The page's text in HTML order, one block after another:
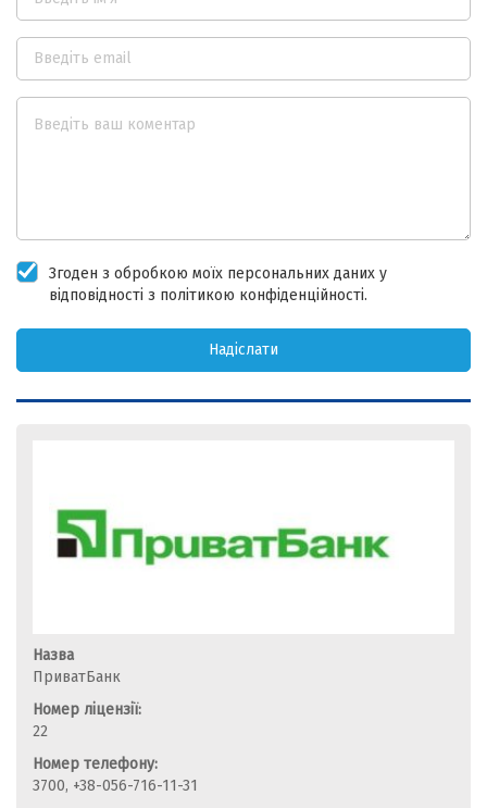
Згоден з обробкою моїх персональних даних у
відповідності з політикою конфіденційності.
Надіслати
Назва
ПриватБанк
Номер ліцензії:
22
Номер телефону:
3700, +38-056-716-11-31